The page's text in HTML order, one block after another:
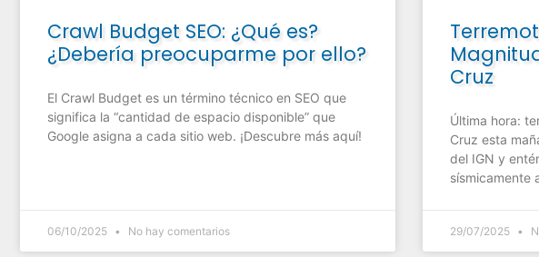
Crawl Budget SEO: ¿Qué es?
¿Debería preocuparme por ello?
El Crawl Budget es un término técnico en SEO que
significa la “cantidad de espacio disponible” que
Google asigna a cada sitio web. ¡Descubre más aquí!
06/10/2025 No hay comentarios
Cruz
Última hora:
Cruz esta
del IGN y
sísmicamente
29/07/2025